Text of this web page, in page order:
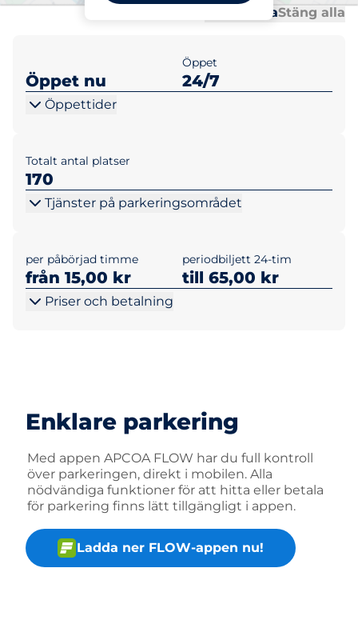
Öppna allaStäng alla
Öppet nu
Öppet
24/7
Öppettider
Totalt antal platser
170
Tjänster på parkeringsområdet
per påbörjad timme
från 15,00 kr
periodbiljett 24-tim
till 65,00 kr
Priser och betalning
Enklare parkering
Med appen APCOA FLOW har du full kontroll
över parkeringen, direkt i mobilen. Alla
nödvändiga funktioner för att hitta eller betala
för parkering finns lätt tillgängligt i appen.
Ladda ner FLOW-appen nu!